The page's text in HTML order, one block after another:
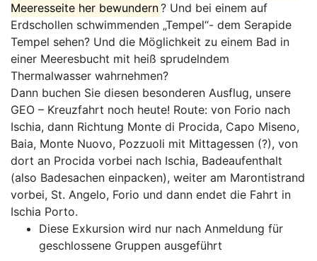
Meeresseite her bewundern? Und bei einem auf
Erdschollen schwimmenden „Tempel“- dem Serapide
Tempel sehen? Und die Möglichkeit zu einem Bad in
einer Meeresbucht mit heiß sprudelndem
Thermalwasser wahrnehmen?
Dann buchen Sie diesen besonderen Ausflug, unsere
GEO – Kreuzfahrt noch heute! Route: von Forio nach
Ischia, dann Richtung Monte di Procida, Capo Miseno,
Baia, Monte Nuovo, Pozzuoli mit Mittagessen (?), von
dort an Procida vorbei nach Ischia, Badeaufenthalt
(also Badesachen einpacken), weiter am Marontistrand
vorbei, St. Angelo, Forio und dann endet die Fahrt in
Ischia Porto.
Diese Exkursion wird nur nach Anmeldung für
geschlossene Gruppen ausgeführt